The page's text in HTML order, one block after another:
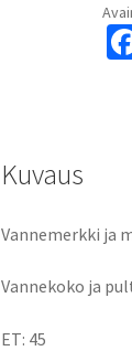
Kuvaus
Vannemerkki ja
Vannekoko ja
ET: 45